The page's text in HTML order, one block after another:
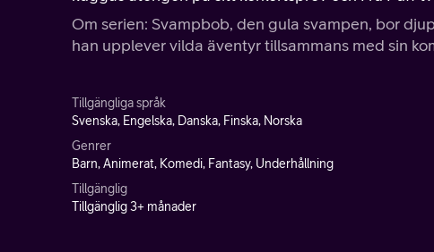
Om serien: Svampbob, den gula svampen, bor
han upplever vilda äventyr tillsammans med sin
Tillgängliga språk
Svenska, Engelska, Danska, Finska, Norska
Genrer
Barn, Animerat, Komedi, Fantasy, Underhållning
Tillgänglig
Tillgänglig 3+ månader